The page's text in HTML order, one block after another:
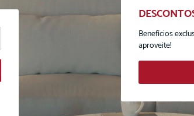
Escolha o usuário
Benefícios
aproveite!